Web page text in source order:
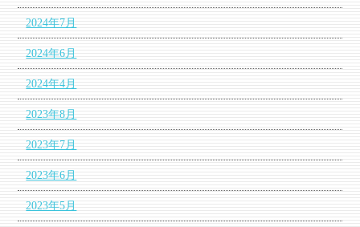
2024年7月
2024年6月
2024年4月
2023年8月
2023年7月
2023年6月
2023年5月